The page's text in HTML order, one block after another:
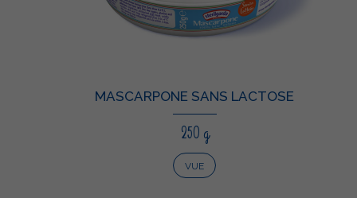
MASCARPONE SANS LACTOSE
250 g
VUE